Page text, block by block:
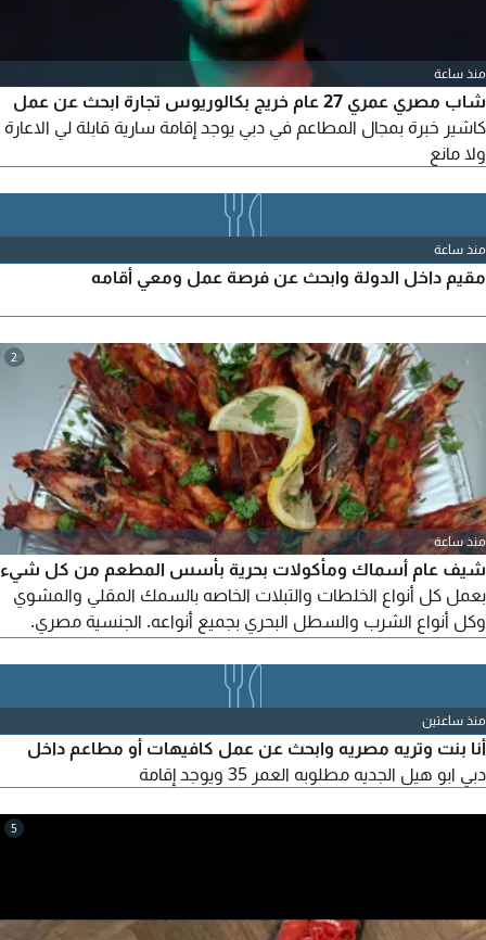
منذ ساعة
شاب مصري عمري 27 عام خريج بكالوريوس تجارة ابحث عن عمل
كاشير خبرة بمجال المطاعم في دبي يوجد إقامة سارية قابلة لي الاعارة
ولا مانع
منذ ساعة
مقيم داخل الدولة وابحث عن فرصة عمل ومعي أقامه
2
منذ ساعة
شيف عام أسماك ومأكولات بحرية بأسس المطعم من كل شيء
بعمل كل أنواع الخلطات والتبلات الخاصه بالسمك المقلي والمشوي
وكل أنواع الشرب والسطل البحري بجميع أنواعه. الجنسية مصري.
منذ ساعتين
أنا بنت وتريه مصريه وابحث عن عمل كافيهات أو مطاعم داخل
دبي ابو هيل الجديه مطلوبه العمر 35 ويوجد إقامة
5